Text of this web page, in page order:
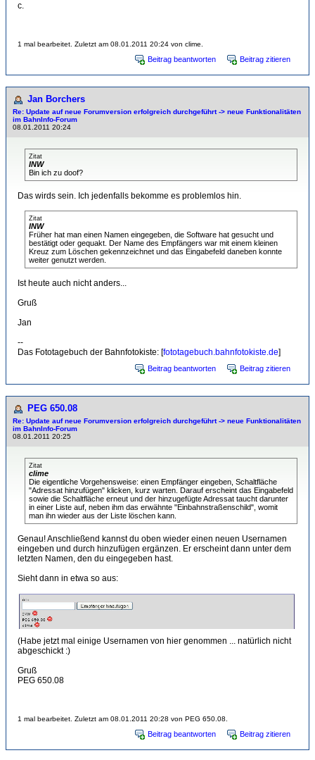
c.
1 mal bearbeitet. Zuletzt am 08.01.2011 20:24 von clime.
Beitrag beantworten Beitrag zitieren
Jan Borchers
Re: Update auf neue Forumversion erfolgreich durchgeführt -> neue Funktionalitäten
im BahnInfo-Forum
08.01.2011 20:24
Zitat
INW
Bin ich zu doof?
Das wirds sein. Ich jedenfalls bekomme es problemlos hin.
Zitat
INW
Früher hat man einen Namen eingegeben, die Software hat gesucht und
bestätigt oder gequakt. Der Name des Empfängers war mit einem kleinen
Kreuz zum Löschen gekennzeichnet und das Eingabefeld daneben konnte
weiter genutzt werden.
Ist heute auch nicht anders...
Gruß
Jan
--
Das Fototagebuch der Bahnfotokiste: [fototagebuch.bahnfotokiste.de]
Beitrag beantworten Beitrag zitieren
PEG 650.08
Re: Update auf neue Forumversion erfolgreich durchgeführt -> neue Funktionalitäten
im BahnInfo-Forum
08.01.2011 20:25
Zitat
clime
Die eigentliche Vorgehensweise: einen Empfänger eingeben, Schaltfläche
"Adressat hinzufügen" klicken, kurz warten. Darauf erscheint das Eingabefeld
sowie die Schaltfläche erneut und der hinzugefügte Adressat taucht darunter
in einer Liste auf, neben ihm das erwähnte "Einbahnstraßenschild", womit
man ihn wieder aus der Liste löschen kann.
Genau! Anschließend kannst du oben wieder einen neuen Usernamen
eingeben und durch hinzufügen ergänzen. Er erscheint dann unter dem
letzten Namen, den du eingegeben hast.
Sieht dann in etwa so aus:
(Habe jetzt mal einige Usernamen von hier genommen ... natürlich nicht
abgeschickt :)
Gruß
PEG 650.08
1 mal bearbeitet. Zuletzt am 08.01.2011 20:28 von PEG 650.08.
Beitrag beantworten Beitrag zitieren